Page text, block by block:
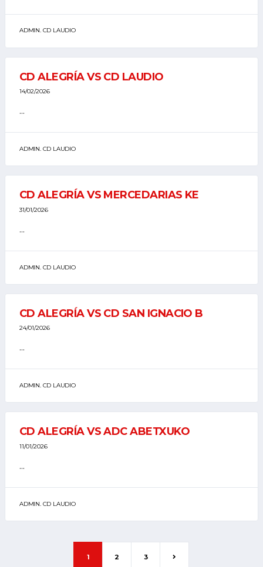
ADMIN. CD LAUDIO
CD ALEGRÍA VS CD LAUDIO
14/02/2026
...
ADMIN. CD LAUDIO
CD ALEGRÍA VS MERCEDARIAS KE
31/01/2026
...
ADMIN. CD LAUDIO
CD ALEGRÍA VS CD SAN IGNACIO B
24/01/2026
...
ADMIN. CD LAUDIO
CD ALEGRÍA VS ADC ABETXUKO
11/01/2026
...
ADMIN. CD LAUDIO
1 2 3